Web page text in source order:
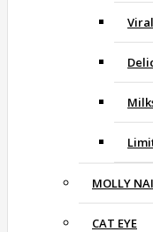
MOLLY
CAT EYE